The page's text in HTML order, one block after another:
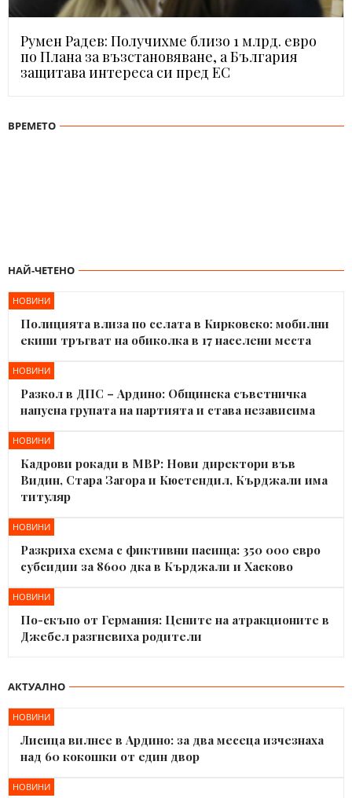
Румен Радев: Получихме близо 1 млрд. евро
по Плана за възстановяване, а България
защитава интереса си пред ЕС
ВРЕМЕТО
НАЙ-ЧЕТЕНО
НОВИНИ
Полицията влиза по селата в Кирковско: мобилни
екипи тръгват на обиколка в 17 населени места
НОВИНИ
Разкол в ДПС – Ардино: Общинска съветничка
напусна групата на партията и става независима
НОВИНИ
Кадрови рокади в МВР: Нови директори във
Видин, Стара Загора и Кюстендил, Кърджали има
титуляр
НОВИНИ
Разкриха схема с фиктивни пасища: 350 000 евро
субсидии за 8600 дка в Кърджали и Хасково
НОВИНИ
По-скъпо от Германия: Цените на атракционите в
Джебел разгневиха родители
АКТУАЛНО
НОВИНИ
Лисица вилнее в Ардино: за два месеца изчезнаха
над 60 кокошки от един двор
НОВИНИ